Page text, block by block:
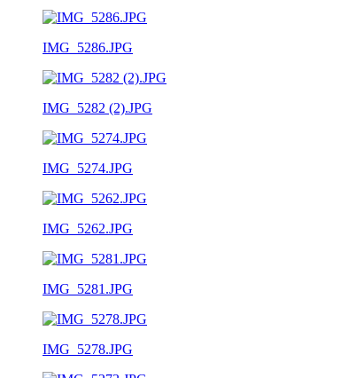
IMG_5286.JPG
IMG_5282 (2).JPG
IMG_5274.JPG
IMG_5262.JPG
IMG_5281.JPG
IMG_5278.JPG